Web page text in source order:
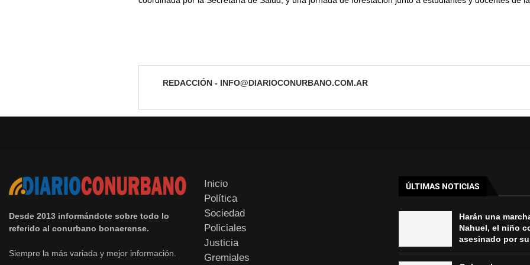
REDACCIÓN - INFO@DIARIOCONURBANO.COM.AR
Desde 2013 informándote sobre todo lo
referido al conurbano bonaerense.
Siempre la más variada y mejor información.
Inicio
Política
Sociedad
Policiales
Justicia
Gremiales
ÚLTIMAS NOTICIAS
Harán una
Nahuel, el niño
asesinado por